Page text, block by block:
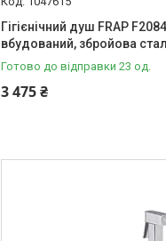
Гігієнічний душ FRAP
вбудований, збройова
Готово до відправки 23 од.
3 475 ₴